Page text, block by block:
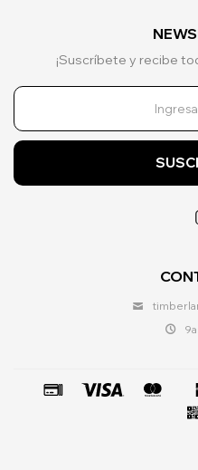
¡Suscríbete y recibe